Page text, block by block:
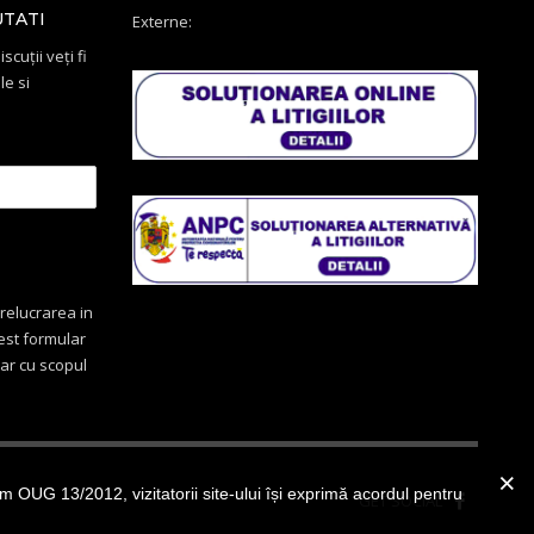
veți fi
si
in
formular
cu scopul
Externe:
GET SOCIAL
OUG 13/2012, vizitatorii site-ului își exprimă acordul pentru